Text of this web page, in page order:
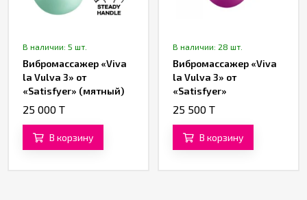
В наличии: 5 шт.
Вибромассажер «Viva
la Vulva 3» от
«Satisfyer» (мятный)
25 000 T
В корзину
В наличии: 28 шт.
Вибромассажер «Viva
la Vulva 3» от
«Satisfyer»
(фиолетовый)
25 500 T
В корзину